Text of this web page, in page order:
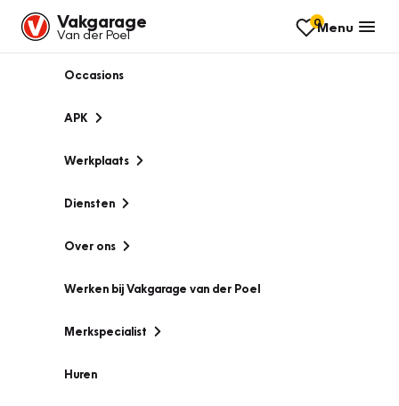
Vakgarage
Van der Poel
0Menu
Occasions
APK
Werkplaats
Diensten
Over ons
Werken bij Vakgarage van der Poel
Merkspecialist
Huren